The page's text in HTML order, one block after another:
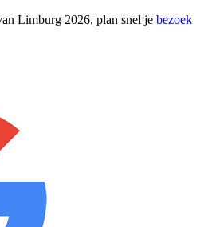
Limburg 2026, plan snel je bezoek